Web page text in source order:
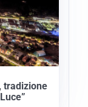
tradizione